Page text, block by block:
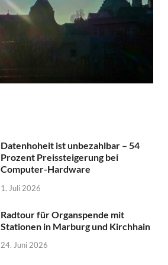
Datenhoheit ist unbezahlbar – 54
Prozent Preissteigerung bei
Computer-Hardware
1. Juli 2026
Radtour für Organspende mit
Stationen in Marburg und Kirchhain
24. Juni 2026